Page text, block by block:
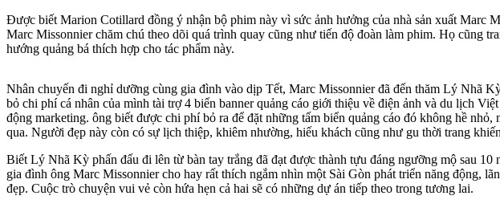
Được biết Marion Cotillard đồng ý nhận bộ phim này vì sức ảnh hưởng của nhà sản xuất Marc
Marc Missonnier chăm chú theo dõi quá trình quay cũng như tiến độ đoàn làm phim. Họ cũng
hướng quảng bá thích hợp cho tác phẩm này.
Nhân chuyến đi nghỉ dưỡng cùng gia đình vào dịp Tết, Marc Missonnier đã đến thăm Lý Nhã
bỏ chi phí cá nhân của mình tài trợ 4 biển banner quảng cáo giới thiệu về điện ảnh và du lịch
động marketing. ông biết được chi phí bỏ ra để đặt những tấm biển quảng cáo đó không hề
qua. Người đẹp này còn có sự lịch thiệp, khiêm nhường, hiếu khách cũng như gu thời trang
Biết Lý Nhã Kỳ phấn đấu đi lên từ bàn tay trắng đã đạt được thành tựu đáng ngưỡng mộ sau
gia đình ông Marc Missonnier cho hay rất thích ngắm nhìn một Sài Gòn phát triển năng động,
đẹp. Cuộc trò chuyện vui vẻ còn hứa hẹn cả hai sẽ có những dự án tiếp theo trong tương lai.